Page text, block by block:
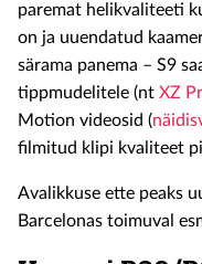
paremat helikvaliteeti
on ja uuendatud
särama panema – S9
tippmudelitele (nt XZ
Motion videosid (
filmitud klipi kvaliteet
Avalikkuse ette peaks
Barcelonas toimuval